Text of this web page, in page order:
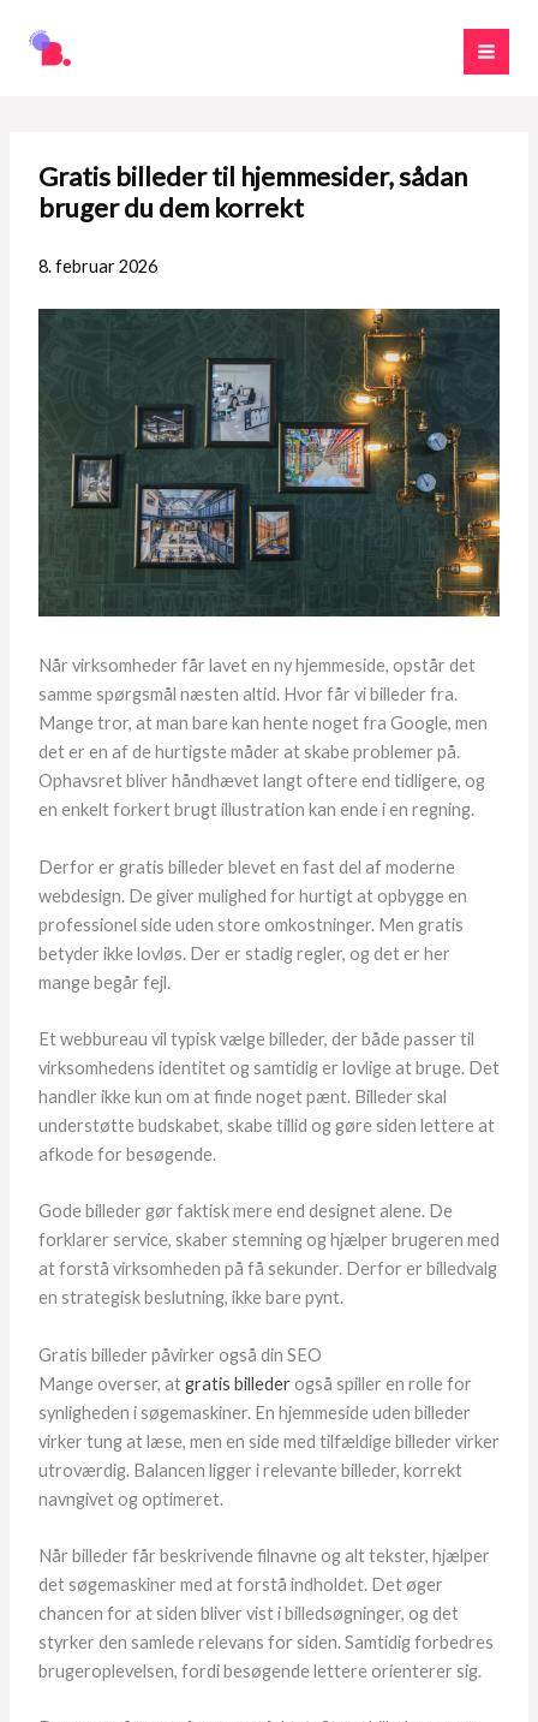
indholdet
Gratis billeder til hjemmesider, sådan
bruger du dem korrekt
8. februar 2026
Når virksomheder får lavet en ny hjemmeside, opstår det
samme spørgsmål næsten altid. Hvor får vi billeder fra.
Mange tror, at man bare kan hente noget fra Google, men
det er en af de hurtigste måder at skabe problemer på.
Ophavsret bliver håndhævet langt oftere end tidligere, og
en enkelt forkert brugt illustration kan ende i en regning.
Derfor er gratis billeder blevet en fast del af moderne
webdesign. De giver mulighed for hurtigt at opbygge en
professionel side uden store omkostninger. Men gratis
betyder ikke lovløs. Der er stadig regler, og det er her
mange begår fejl.
Et webbureau vil typisk vælge billeder, der både passer til
virksomhedens identitet og samtidig er lovlige at bruge. Det
handler ikke kun om at finde noget pænt. Billeder skal
understøtte budskabet, skabe tillid og gøre siden lettere at
afkode for besøgende.
Gode billeder gør faktisk mere end designet alene. De
forklarer service, skaber stemning og hjælper brugeren med
at forstå virksomheden på få sekunder. Derfor er billedvalg
en strategisk beslutning, ikke bare pynt.
Gratis billeder påvirker også din SEO
Mange overser, atgratis billederogså spiller en rolle for
synligheden i søgemaskiner. En hjemmeside uden billeder
virker tung at læse, men en side med tilfældige billeder virker
utroværdig. Balancen ligger i relevante billeder, korrekt
navngivet og optimeret.
Når billeder får beskrivende filnavne og alt tekster, hjælper
det søgemaskiner med at forstå indholdet. Det øger
chancen for at siden bliver vist i billedsøgninger, og det
styrker den samlede relevans for siden. Samtidig forbedres
brugeroplevelsen, fordi besøgende lettere orienterer sig.